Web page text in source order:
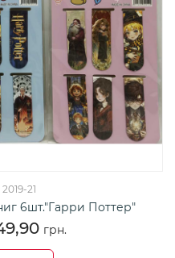
21
6шт."Гарри Поттер"
грн.